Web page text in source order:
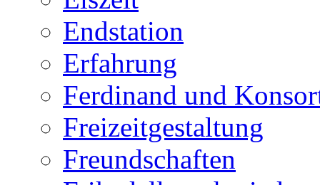
Endstation
Erfahrung
Ferdinand und
Freizeitgestaltung
Freundschaften